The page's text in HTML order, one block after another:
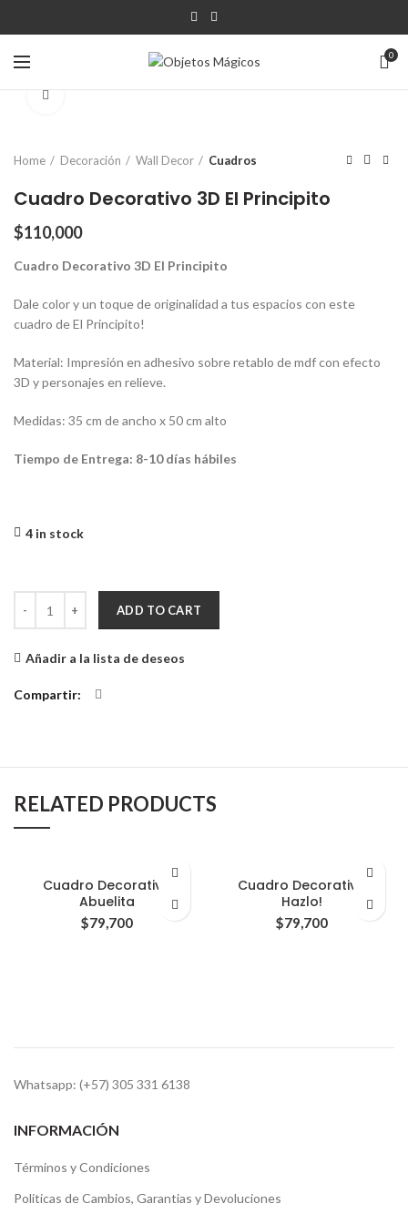
0
Home Decoración Wall Decor Cuadros
Cuadro Decorativo 3D El Principito
$110,000
Cuadro Decorativo 3D El Principito
Dale color y un toque de originalidad a tus espacios con este
cuadro de El Principito!
Material: Impresión en adhesivo sobre retablo de mdf con efecto
3D y personajes en relieve.
Medidas: 35 cm de ancho x 50 cm alto
Tiempo de Entrega: 8-10 días hábiles
4 in stock
ADD TO CART
Añadir a la lista de deseos
Compartir
RELATED PRODUCTS
Cuadro Decorativo
Abuelita
$79,700
Cuadro Decorativo
Hazlo!
$79,700
Whatsapp: (+57) 305 331 6138
INFORMACIÓN
Términos y Condiciones
Politicas de Cambios, Garantias y Devoluciones